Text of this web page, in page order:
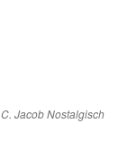
JacobNostalgisch